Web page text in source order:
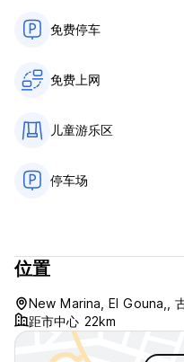
免费停车
免费上网
儿童游乐区
停车场
位置
New Marina, El Gouna,,
距市中心 22km